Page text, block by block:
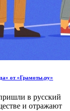
от «Грамоты.ру»
в русский
и отражают